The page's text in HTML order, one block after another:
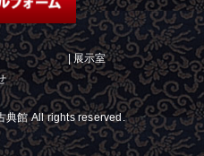
|展示室
典館 All rights reserved.